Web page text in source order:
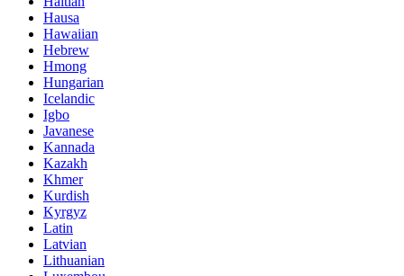
Hausa
Hawaiian
Hebrew
Hmong
Hungarian
Icelandic
Igbo
Javanese
Kannada
Kazakh
Khmer
Kurdish
Kyrgyz
Latin
Latvian
Lithuanian